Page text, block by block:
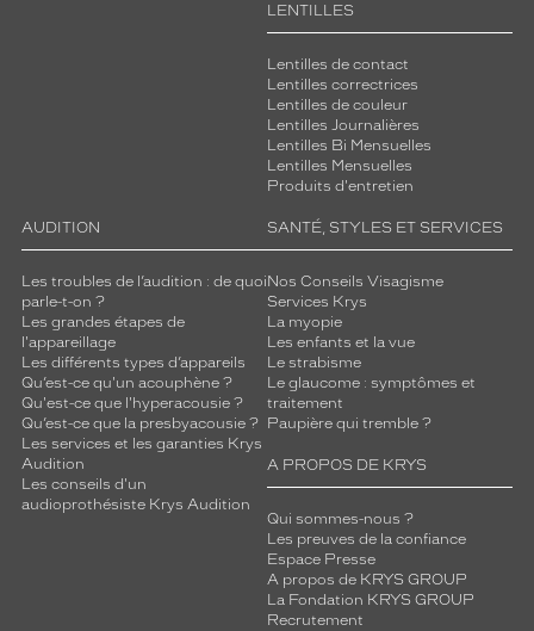
LENTILLES
Lentilles de contact
Lentilles correctrices
Lentilles de couleur
Lentilles Journalières
Lentilles Bi Mensuelles
Lentilles Mensuelles
Produits d'entretien
AUDITION
Les troubles de l’audition : de quoi
parle-t-on ?
Les grandes étapes de
l'appareillage
Les différents types d’appareils
Qu’est-ce qu'un acouphène ?
Qu'est-ce que l'hyperacousie ?
Qu’est-ce que la presbyacousie ?
Les services et les garanties Krys
Audition
Les conseils d'un
audioprothésiste Krys Audition
SANTÉ, STYLES ET SERVICES
Nos Conseils Visagisme
Services Krys
La myopie
Les enfants et la vue
Le strabisme
Le glaucome : symptômes et
traitement
Paupière qui tremble ?
A PROPOS DE KRYS
Qui sommes-nous ?
Les preuves de la confiance
Espace Presse
A propos de KRYS GROUP
La Fondation KRYS GROUP
Recrutement